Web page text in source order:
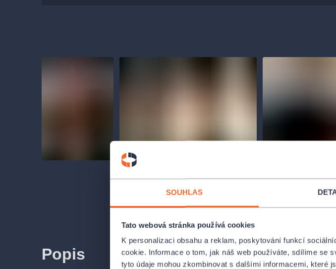
SOUHLAS
Tato webová stránka používá cookies
K personalizaci obsahu a reklam, poskytování funkcí
cookie. Informace o tom, jak náš web používáte, sdílíme se
tyto údaje mohou zkombinovat s dalšími informacemi, které
Popis